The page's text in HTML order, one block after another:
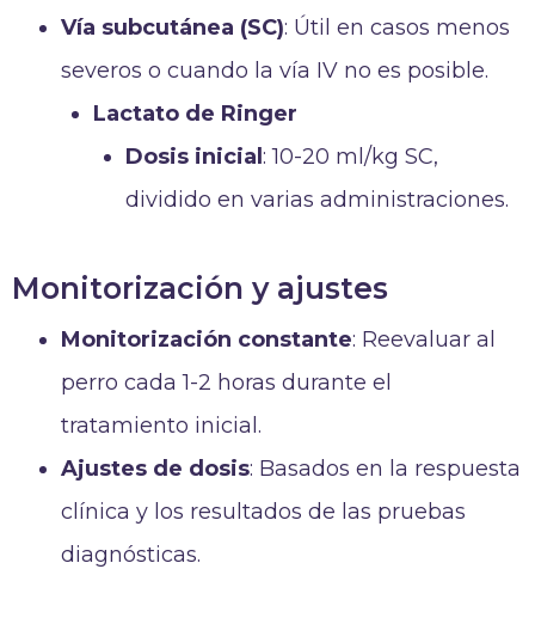
Vía subcutánea (SC): Útil en casos menos
severos o cuando la vía IV no es posible.
Lactato de Ringer
Dosis inicial: 10-20 ml/kg SC,
dividido en varias administraciones.
Monitorización y ajustes
Monitorización constante: Reevaluar al
perro cada 1-2 horas durante el
tratamiento inicial.
Ajustes de dosis: Basados en la respuesta
clínica y los resultados de las pruebas
diagnósticas.